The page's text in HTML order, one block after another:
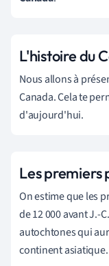
L'histoire du
Nous allons à
Canada. Cela te
d'aujourd'hui.
Les premiers
On estime que les
de 12 000 avant J.-
autochtones qui
continent asiatique.